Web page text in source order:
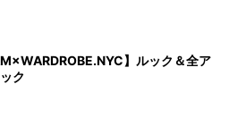
】ルック＆全ア
ク